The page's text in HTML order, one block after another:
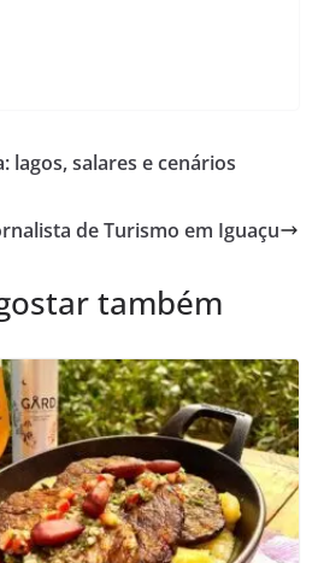
lagos, salares e cenários
de Turismo em Iguaçu
também